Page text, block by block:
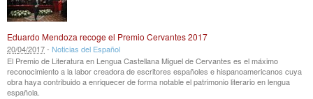
Eduardo Mendoza recoge el Premio Cervantes 2017
20/04/2017- Noticias del Español
El Premio de Literatura en Lengua Castellana Miguel de Cervantes es el máximo
reconocimiento a la labor creadora de escritores españoles e hispanoamericanos cuya
obra haya contribuido a enriquecer de forma notable el patrimonio literario en lengua
española.